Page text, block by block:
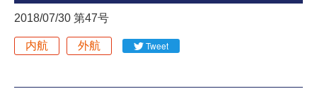
2018/07/30 第47号
内航 外航 Tweet